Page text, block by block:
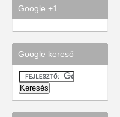
Google +1
Google kereső